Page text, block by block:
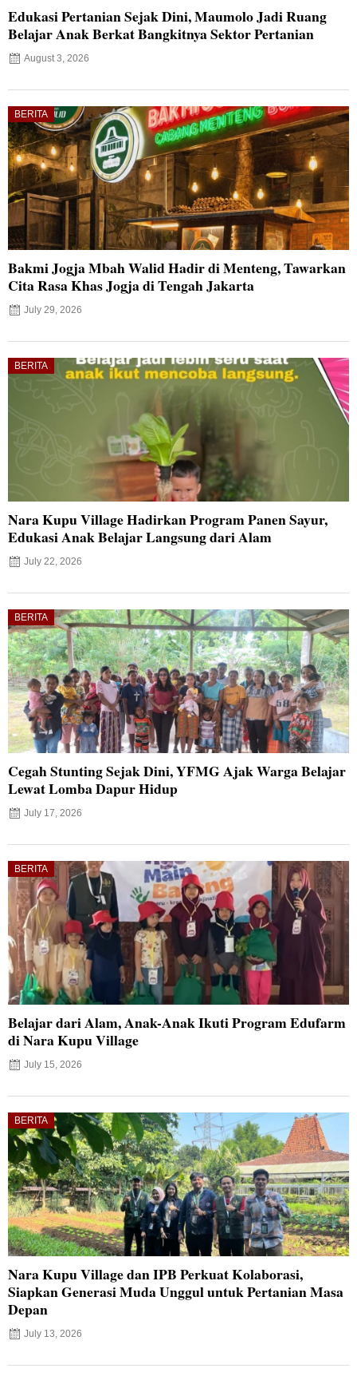
Edukasi Pertanian Sejak Dini, Maumolo Jadi Ruang
Belajar Anak Berkat Bangkitnya Sektor Pertanian
August 3, 2026
BERITA
Bakmi Jogja Mbah Walid Hadir di Menteng, Tawarkan
Cita Rasa Khas Jogja di Tengah Jakarta
July 29, 2026
BERITA
Nara Kupu Village Hadirkan Program Panen Sayur,
Edukasi Anak Belajar Langsung dari Alam
July 22, 2026
BERITA
Cegah Stunting Sejak Dini, YFMG Ajak Warga Belajar
Lewat Lomba Dapur Hidup
July 17, 2026
BERITA
Belajar dari Alam, Anak-Anak Ikuti Program Edufarm
di Nara Kupu Village
July 15, 2026
BERITA
Nara Kupu Village dan IPB Perkuat Kolaborasi,
Siapkan Generasi Muda Unggul untuk Pertanian Masa
Depan
July 13, 2026